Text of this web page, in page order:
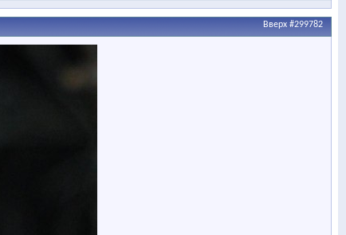
Вверх #299782